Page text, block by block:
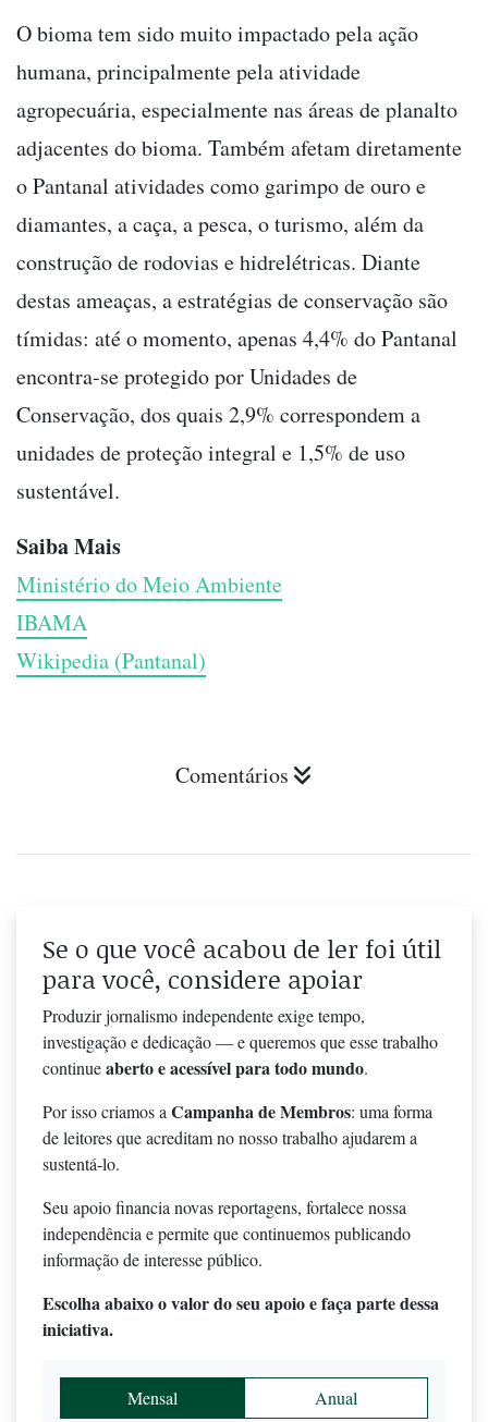
O bioma tem sido muito impactado pela ação
humana, principalmente pela atividade
agropecuária, especialmente nas áreas de planalto
adjacentes do bioma. Também afetam diretamente
o Pantanal atividades como garimpo de ouro e
diamantes, a caça, a pesca, o turismo, além da
construção de rodovias e hidrelétricas. Diante
destas ameaças, a estratégias de conservação são
tímidas: até o momento, apenas 4,4% do Pantanal
encontra-se protegido por Unidades de
Conservação, dos quais 2,9% correspondem a
unidades de proteção integral e 1,5% de uso
sustentável.
Saiba Mais
Ministério do Meio Ambiente
IBAMA
Wikipedia (Pantanal)
Comentários
Se o que você acabou de ler foi útil
para você, considere apoiar
Produzir jornalismo independente exige tempo,
investigação e dedicação — e queremos que esse trabalho
continueaberto e acessível para todo mundo.
Por isso criamos aCampanha de Membros: uma forma
de leitores que acreditam no nosso trabalho ajudarem a
sustentá-lo.
Seu apoio financia novas reportagens, fortalece nossa
independência e permite que continuemos publicando
informação de interesse público.
Escolha abaixo o valor do seu apoio e faça parte dessa
iniciativa.
Mensal Anual